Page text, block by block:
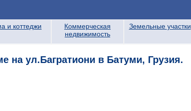
и коттеджи
Коммерческая
недвижимость
Земельные участки
на ул.Багратиони в Батуми, Грузия.